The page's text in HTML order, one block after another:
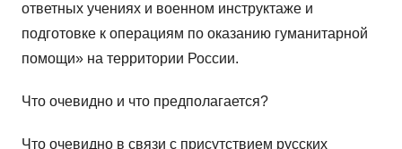
ответных учениях и военном инструктаже и
подготовке к операциям по оказанию гуманитарной
помощи» на территории России.
Что очевидно и что предполагается?
Что очевидно в связи с присутствием русских